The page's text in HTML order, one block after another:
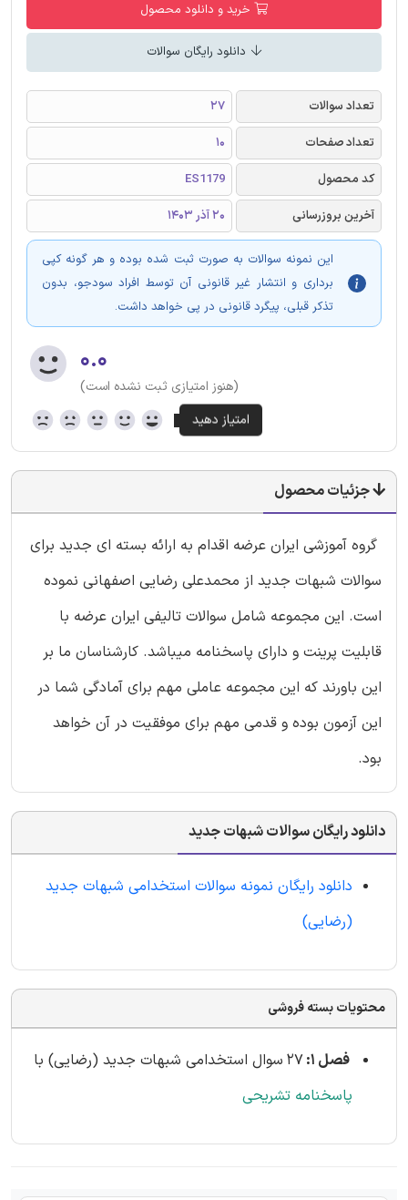
خرید و دانلود محصول
دانلود رایگان سوالات
تعداد سوالات
27
تعداد صفحات
10
کد محصول
ES1179
آخرین بروزرسانی
20 آذر 1403
این نمونه سوالات به صورت ثبت شده بوده و هر گونه کپی
برداری و انتشار غیر قانونی آن توسط افراد سودجو، بدون
تذکر قبلی، پیگرد قانونی در پی خواهد داشت.
۰.۰
(هنوز امتیازی ثبت نشده است)
جزئیات محصول
گروه آموزشی ایران عرضه اقدام به ارائه بسته ای جدید برای
سوالات شبهات جدید از محمدعلی رضایی اصفهانی نموده
است. این مجموعه شامل سوالات تالیفی ایران عرضه با
قابلیت پرینت و دارای پاسخنامه میباشد. کارشناسان ما بر
این باورند که این مجموعه عاملی مهم برای آمادگی شما در
این آزمون بوده و قدمی مهم برای موفقیت در آن خواهد
بود.
دانلود رایگان سوالات شبهات جدید
دانلود رایگان نمونه سوالات استخدامی شبهات جدید
(رضایی)
محتویات بسته فروشی
فصل 1: 27 سوال استخدامی شبهات جدید (رضایی) با
پاسخنامه تشریحی